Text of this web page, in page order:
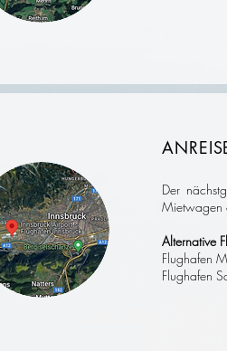
Der
Mietwagen
Alternative
Flughafen
Flughafen